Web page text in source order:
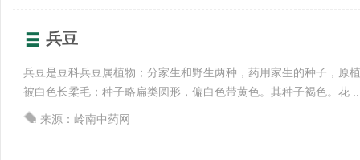
兵豆
兵豆是豆科兵豆属植物；分家生和野生两种，药用家生的种子，原
被白色长柔毛；种子略扁类圆形，偏白色带黄色。其种子褐色。花
来源：岭南中药网